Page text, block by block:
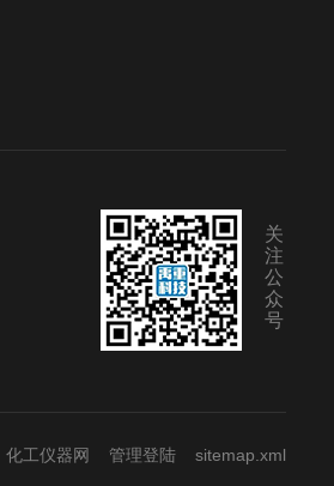
关
注
公
众
号
化工仪器网 管理登陆 sitemap.xml